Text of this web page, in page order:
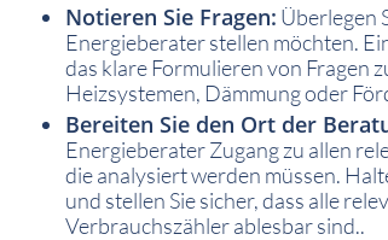
Notieren Sie Fragen: Überlegen
Energieberater stellen möchten.
das klare Formulieren von Fragen
Heizsystemen, Dämmung oder
Bereiten Sie den Ort der
Energieberater Zugang zu allen
die analysiert werden müssen.
und stellen Sie sicher, dass alle
Verbrauchszähler ablesbar sind..